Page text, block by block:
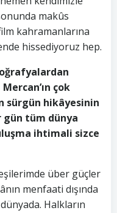
makûs
kahramanlarına
hissediyoruz hep.
çok
sürgün hikâyesinin
tüm dünya
ihtimali sizce
über güçler
menfaati dışında
Halkların